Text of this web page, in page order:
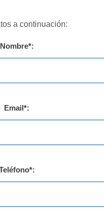
a continuación:
Nombre*:
Email*: